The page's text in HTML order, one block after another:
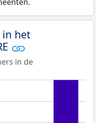
in het
in de